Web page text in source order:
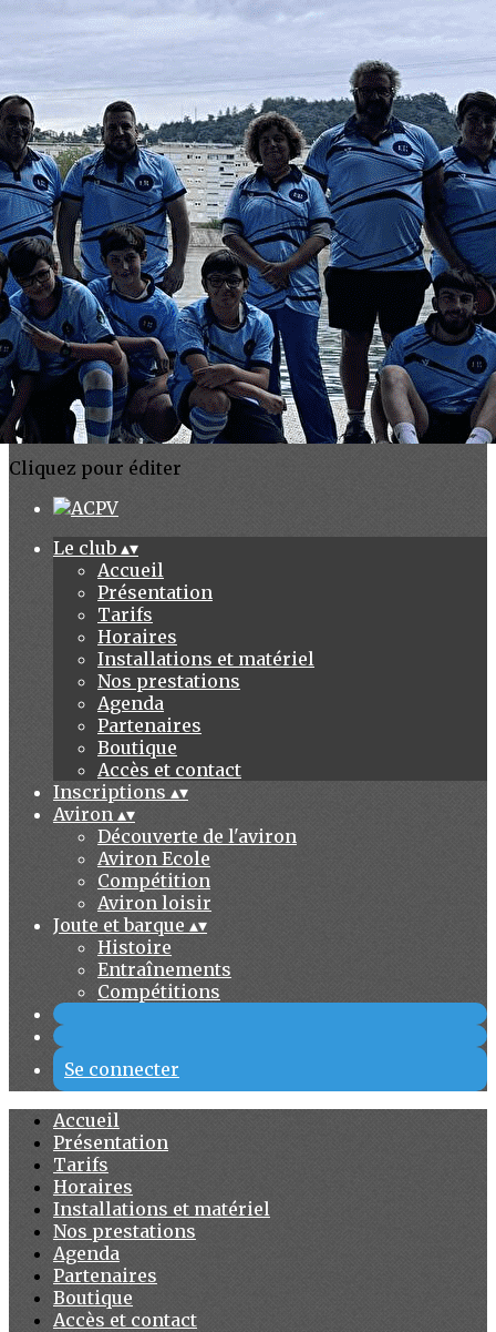
Exporter les lignes sélectionnées
Exporter toutes les colonnes
Exporter uniquement les colonnes affichées
Menu
<
>
Accueil
Présentation
Tarifs
Horaires
Installations et matériel
Nos prestations
Agenda
Partenaires
Boutique
Accès et contact
Ajoutez un logo, un bouton, des réseaux sociaux
Cliquez pour éditer
Le club ▴▾
Accueil
Présentation
Tarifs
Horaires
Installations et matériel
Nos prestations
Agenda
Partenaires
Boutique
Accès et contact
Inscriptions ▴▾
Aviron ▴▾
Découverte de l'aviron
Aviron Ecole
Compétition
Aviron loisir
Joute et barque ▴▾
Histoire
Entraînements
Compétitions
Se connecter
Accueil
Présentation
Tarifs
Horaires
Installations et matériel
Nos prestations
Agenda
Partenaires
Boutique
Accès et contact